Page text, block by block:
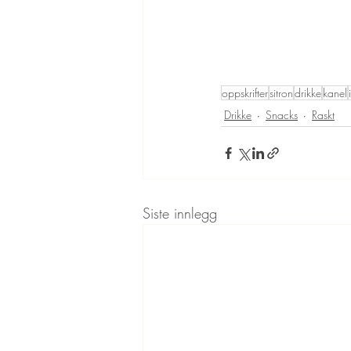
oppskriftersitrondrikkekanel
Drikke
Snacks Raskt
Siste innlegg